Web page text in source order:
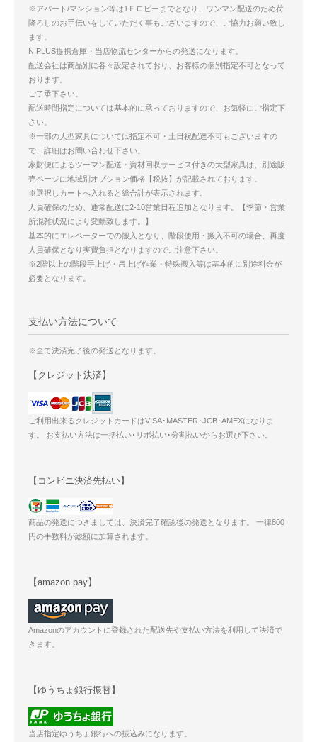
※アパート/マンション等は1Ｆロビーまでとなり、ワンマン配送のため荷
降ろしのお手伝いをしていただく事もございますので、ご協力お願い致し
ます。
N PLUS提携倉庫・当店物流センターからの発送になります。
配送会社は商品別に各々設定されており、お客様の個別指定不可となって
おります。
ご了承下さい。
配送時間指定については基本的に承っておりますので、お気軽にご指定下
さい。
※一部の大型家具については指定不可・土日祝配達不可もございますの
で、詳細はお問い合わせ下さい。
家財便によるツーマン配送・資材回収サービス付きの大型家具は、別途販
売ページに地域別オプション価格【税抜】が記載されております。
※選択しカートへ入れると総合計が表示されます。
人員確保のため、通常配送に2-10営業日程追加となります。【季節・営業
所混雑状況により変動致します。】
基本的にエレベーターでの搬入となり、階段使用・搬入不可の場合、再度
人員確保となり実費負担となりますのでご注意下さい。
※2階以上の階段手上げ・吊上げ作業・特殊搬入等は基本的に別途料金が
必要となります。
支払い方法について
※全て決済完了後の発送となります。
【クレジット決済】
ご利用出来るクレジットカードはVISA･MASTER･JCB･AMEXになりま
す。 お支払い方法は一括払い･リボ払い･分割払いからお選び下さい。
【コンビニ決済先払い】
商品の発送につきましては、決済完了確認後の発送となります。 一律800
円の手数料が総額に加算されます。
【amazon pay】
Amazonのアカウントに登録された配送先や支払い方法を利用して決済で
きます。
【ゆうちょ銀行振替】
当店指定ゆうちょ銀行への振込みになります。